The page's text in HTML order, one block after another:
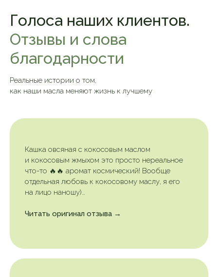
Голоса наших клиентов.
Отзывы и слова
благодарности
Реальные истории о том,
как наши масла меняют жизнь к лучшему
Кашка овсяная с кокосовым маслом
и кокосовым жмыхом это просто нереальное
что-то 🔥🔥 аромат космический! Вообще
отдельная любовь к кокосовому маслу, я его
на лицо наношу)…
Читать оригинал отзыва →